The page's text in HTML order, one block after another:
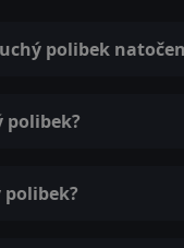
polibek
polibek?
polibek?